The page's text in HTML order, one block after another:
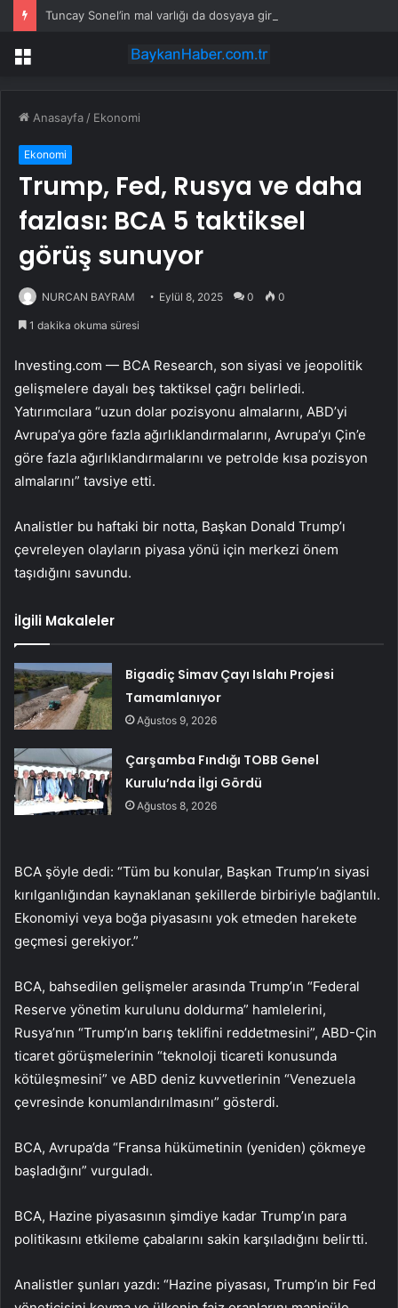
Menü
Anasayfa / Ekonomi
Ekonomi
Trump, Fed, Rusya ve daha
fazlası: BCA 5 taktiksel
görüş sunuyor
NURCAN BAYRAM Eylül 8, 2025 0 0
1 dakika okuma süresi
Investing.com — BCA Research, son siyasi ve jeopolitik
gelişmelere dayalı beş taktiksel çağrı belirledi.
Yatırımcılara “uzun dolar pozisyonu almalarını, ABD’yi
Avrupa’ya göre fazla ağırlıklandırmalarını, Avrupa’yı Çin’e
göre fazla ağırlıklandırmalarını ve petrolde kısa pozisyon
almalarını” tavsiye etti.
Analistler bu haftaki bir notta, Başkan Donald Trump’ı
çevreleyen olayların piyasa yönü için merkezi önem
taşıdığını savundu.
İlgili Makaleler
Bigadiç Simav Çayı Islahı Projesi
Tamamlanıyor
Ağustos 9, 2026
Çarşamba Fındığı TOBB Genel
Kurulu’nda İlgi Gördü
Ağustos 8, 2026
BCA şöyle dedi: “Tüm bu konular, Başkan Trump’ın siyasi
kırılganlığından kaynaklanan şekillerde birbiriyle bağlantılı.
Ekonomiyi veya boğa piyasasını yok etmeden harekete
geçmesi gerekiyor.”
BCA, bahsedilen gelişmeler arasında Trump’ın “Federal
Reserve yönetim kurulunu doldurma” hamlelerini,
Rusya’nın “Trump’ın barış teklifini reddetmesini”, ABD-Çin
ticaret görüşmelerinin “teknoloji ticareti konusunda
kötüleşmesini” ve ABD deniz kuvvetlerinin “Venezuela
çevresinde konumlandırılmasını” gösterdi.
BCA, Avrupa’da “Fransa hükümetinin (yeniden) çökmeye
başladığını” vurguladı.
BCA, Hazine piyasasının şimdiye kadar Trump’ın para
politikasını etkileme çabalarını sakin karşıladığını belirtti.
Analistler şunları yazdı: “Hazine piyasası, Trump’ın bir Fed